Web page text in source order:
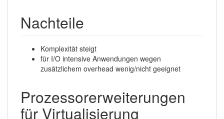
Nachteile
Komplexität steigt
für I/O intensive Anwendungen wegen
zusätzlichem overhead wenig/nicht geeignet
Prozessorerweiterungen
für Virtualisierung